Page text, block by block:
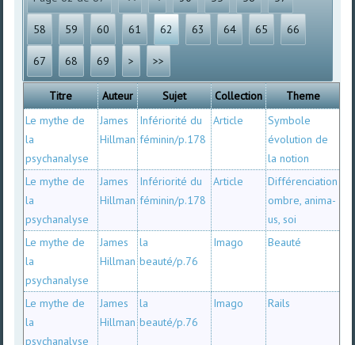
58 59 60 61 62 63 64 65 66
67 68 69 > >>
Titre Auteur Sujet Collection
Theme
Le mythe de
la
psychanalyse
James
Hillman
Infériorité du
féminin/p.178
Article
Symbole
évolution de
la notion
Le mythe de
la
psychanalyse
James
Hillman
Infériorité du
féminin/p.178
Article
Différenciation
ombre, anima-
us, soi
Le mythe de
la
psychanalyse
James
Hillman
la
beauté/p.76
Imago Beauté
Le mythe de
la
psychanalyse
James
Hillman
la
beauté/p.76
Imago Rails